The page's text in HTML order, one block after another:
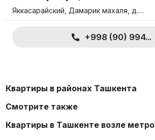
Яккасарайский, Дамарик махаля, д.…
+998 (90) 994...
Квартиры в районах Ташкента
Смотрите также
Квартиры в Ташкенте возле метро